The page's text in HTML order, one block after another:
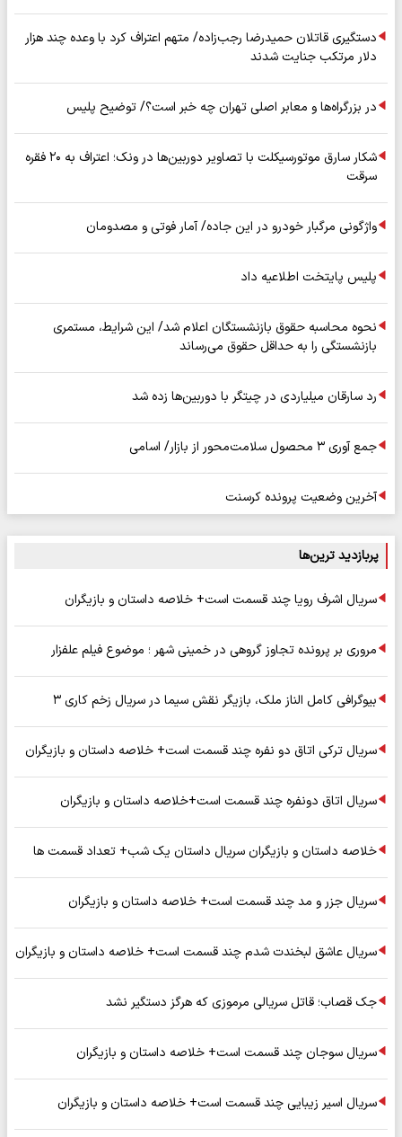
دستگیری قاتلان حمیدرضا رجب‌زاده/ متهم اعتراف کرد با وعده چند هزار
دلار مرتکب جنایت شدند
در بزرگراه‌ها و معابر اصلی تهران چه خبر است؟/ توضیح پلیس
شکار سارق موتورسیکلت با تصاویر دوربین‌ها در ونک؛ اعتراف به ۲۰ فقره
سرقت
واژگونی مرگبار خودرو در این جاده/ آمار فوتی و مصدومان
پلیس پایتخت اطلاعیه داد
نحوه محاسبه حقوق بازنشستگان اعلام شد/ این شرایط، مستمری
بازنشستگی را به حداقل حقوق می‌رساند
رد سارقان میلیاردی در چیتگر با دوربین‌ها زده شد
جمع آوری ۳ محصول سلامت‌محور از بازار/ اسامی
آخرین وضعیت پرونده کرسنت
پربازدید ترین‌ها
سریال اشرف رویا چند قسمت است+ خلاصه داستان و بازیگران
مروری بر پرونده تجاوز گروهی در خمینی شهر ؛ موضوع فیلم علفزار
بیوگرافی کامل الناز ملک، بازیگر نقش سیما در سریال زخم کاری ۳
سریال ترکی اتاق دو نفره چند قسمت است+ خلاصه داستان و بازیگران
سریال اتاق دونفره چند قسمت است+خلاصه داستان و بازیگران
خلاصه داستان و بازیگران سریال داستان یک شب+ تعداد قسمت ها
سریال جزر و مد چند قسمت است+ خلاصه داستان و بازیگران
سریال عاشق لبخندت شدم چند قسمت است+ خلاصه داستان و بازیگران
جک قصاب؛ قاتل سریالی مرموزی که هرگز دستگیر نشد
سریال سوجان چند قسمت است+ خلاصه داستان و بازیگران
سریال اسیر زیبایی چند قسمت است+ خلاصه داستان و بازیگران